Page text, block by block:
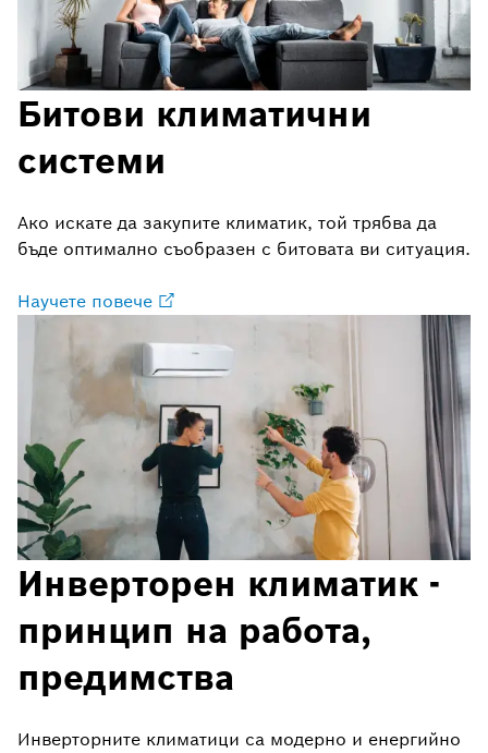
Битови климатични
системи
Ако искате да закупите климатик, той трябва да
бъде оптимално съобразен с битовата ви ситуация.
Научете повече
Инверторен климатик -
принцип на работа,
предимства
Инверторните климатици са модерно и енергийно